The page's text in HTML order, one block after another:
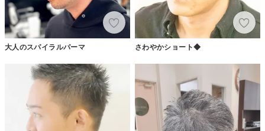
大人のスパイラルパーマ さわやかショート◆